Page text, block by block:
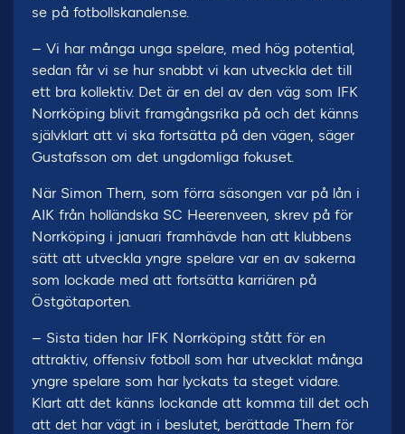
se på fotbollskanalen.se.
– Vi har många unga spelare, med hög potential,
sedan får vi se hur snabbt vi kan utveckla det till
ett bra kollektiv. Det är en del av den väg som IFK
Norrköping blivit framgångsrika på och det känns
självklart att vi ska fortsätta på den vägen, säger
Gustafsson om det ungdomliga fokuset.
När Simon Thern, som förra säsongen var på lån i
AIK från holländska SC Heerenveen, skrev på för
Norrköping i januari framhävde han att klubbens
sätt att utveckla yngre spelare var en av sakerna
som lockade med att fortsätta karriären på
Östgötaporten.
– Sista tiden har IFK Norrköping stått för en
attraktiv, offensiv fotboll som har utvecklat många
yngre spelare som har lyckats ta steget vidare.
Klart att det känns lockande att komma till det och
att det har vägt in i beslutet, berättade Thern för